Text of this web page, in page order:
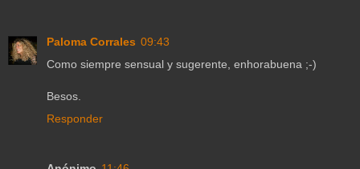
Paloma Corrales 09:43
Como siempre sensual y sugerente, enhorabuena ;-)
Besos.
Responder